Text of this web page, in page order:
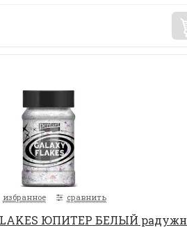
избранное сравнить
ЮПИТЕР БЕЛЫЙ